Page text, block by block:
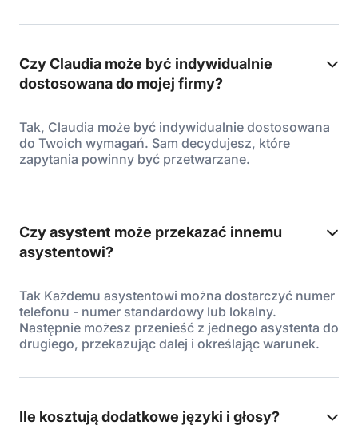
Czy Claudia może być indywidualnie
dostosowana do mojej firmy?
Tak, Claudia może być indywidualnie dostosowana
do Twoich wymagań. Sam decydujesz, które
zapytania powinny być przetwarzane.
Czy asystent może przekazać innemu
asystentowi?
Tak Każdemu asystentowi można dostarczyć numer
telefonu - numer standardowy lub lokalny.
Następnie możesz przenieść z jednego asystenta do
drugiego, przekazując dalej i określając warunek.
Ile kosztują dodatkowe języki i głosy?